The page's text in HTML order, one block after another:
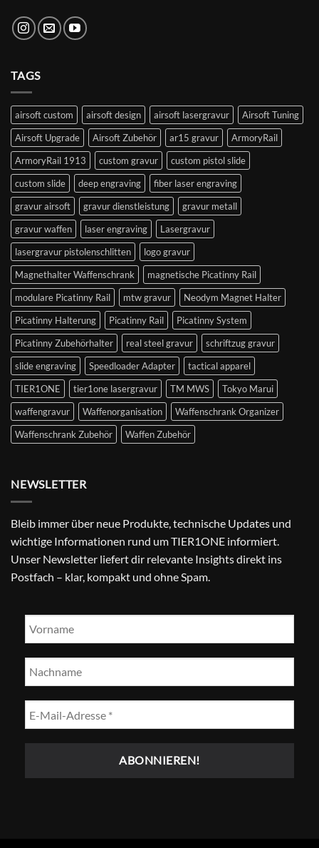
TAGS
airsoft custom airsoft design airsoft lasergravur
Airsoft Tuning
Airsoft Upgrade
Airsoft Zubehör ar15 gravur
ArmoryRail
ArmoryRail 1913
custom gravur
custom pistol slide
custom slide
deep engraving
fiber laser engraving
gravur airsoft
gravur dienstleistung
gravur metall
gravur waffen
laser engraving
Lasergravur
lasergravur pistolenschlitten
logo gravur
Magnethalter Waffenschrank
magnetische Picatinny Rail
modulare Picatinny Rail
mtw gravur
Neodym Magnet Halter
Picatinny Halterung
Picatinny Rail
Picatinny System
Picatinny Zubehörhalter
real steel gravur
schriftzug gravur
slide engraving
Speedloader Adapter
tactical apparel
TIER1ONE
tier1one lasergravur TM MWS
Tokyo Marui
waffengravur
Waffenorganisation
Waffenschrank Organizer
Waffenschrank Zubehör
Waffen Zubehör
NEWSLETTER
Bleib immer über neue Produkte, technische Updates und
wichtige Informationen rund um TIER1ONE informiert.
Unser Newsletter liefert dir relevante Insights direkt ins
Postfach – klar, kompakt und ohne Spam.